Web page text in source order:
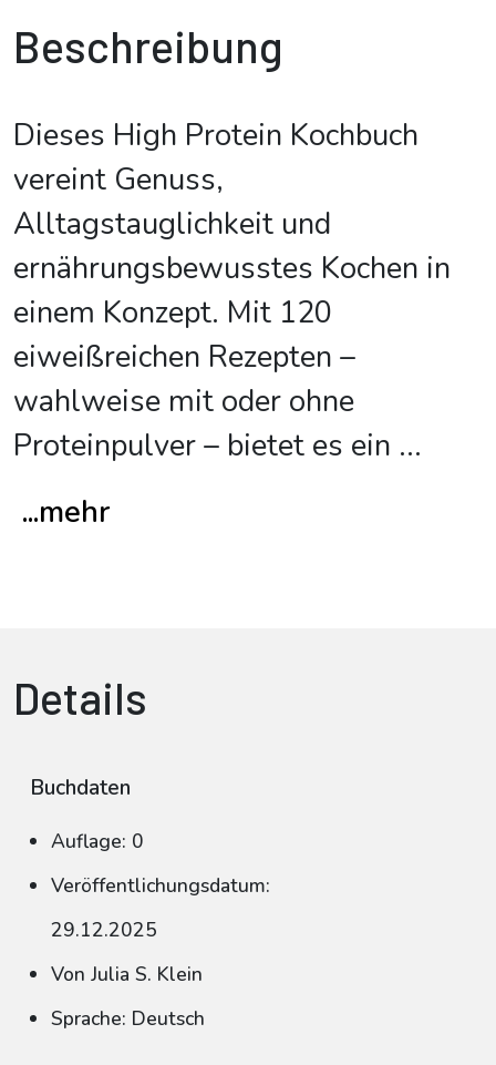
Beschreibung
Dieses High Protein Kochbuch
vereint Genuss,
Alltagstauglichkeit und
ernährungsbewusstes Kochen in
einem Konzept. Mit 120
eiweißreichen Rezepten –
wahlweise mit oder ohne
Proteinpulver – bietet es ein ...
...mehr
Details
Buchdaten
Auflage: 0
Veröffentlichungsdatum:
29.12.2025
Von Julia S. Klein
Sprache: Deutsch